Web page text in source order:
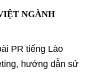
NGÀNH
PR tiếng Lào
hướng dẫn sử